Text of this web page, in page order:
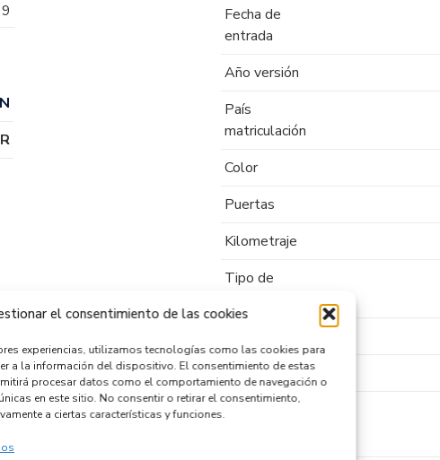
el consentimiento de las cookies
experiencias, utilizamos tecnologías como las cookies para
a la información del dispositivo. El consentimiento de estas
procesar datos como el comportamiento de navegación o
en este sitio. No consentir o retirar el consentimiento,
a ciertas características y funciones.
Fecha de
entrada
Año versión
País
matriculación
Color
Puertas
Kilometraje
Tipo de
Código cambio